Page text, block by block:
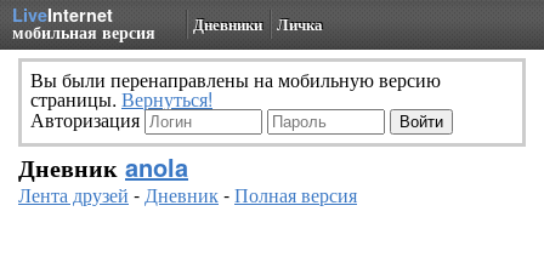
LiveInternet
мобильная версия Дневники Личка
Вы были перенаправлены на мобильную версию
страницы. Вернуться!
Авторизация
Дневник anola
Лента друзей -Дневник-Полная версия